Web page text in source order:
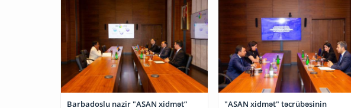
Barbadoslu nazir "ASAN xidmət” "ASAN xidmət" təcrübəsinin